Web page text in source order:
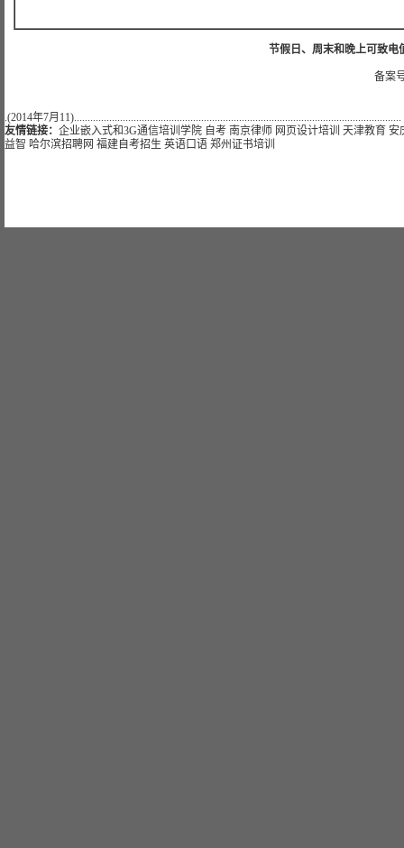
节假日、周末和晚上可致电
备案
.(2014年7月11).........................................................................................................................
友情链接： 企业嵌入式和3G通信培训学院 自考 南京律师 网页设计培训 天津教育 安
益智 哈尔滨招聘网 福建自考招生 英语口语 郑州证书培训